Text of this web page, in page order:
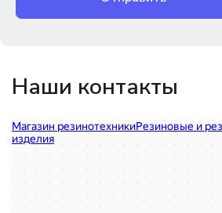
Наши контакты
Магазин резинотехники
Резиновые и резинотехнические изделия в
Садовый инвентарь и техника в